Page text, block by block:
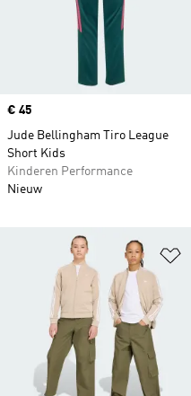
Price
€ 45
Jude Bellingham Tiro League
Short Kids
Kinderen Performance
Nieuw